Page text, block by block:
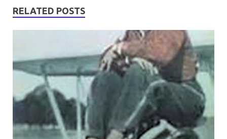
s
A
p
b
o
k
er
RELATED POSTS